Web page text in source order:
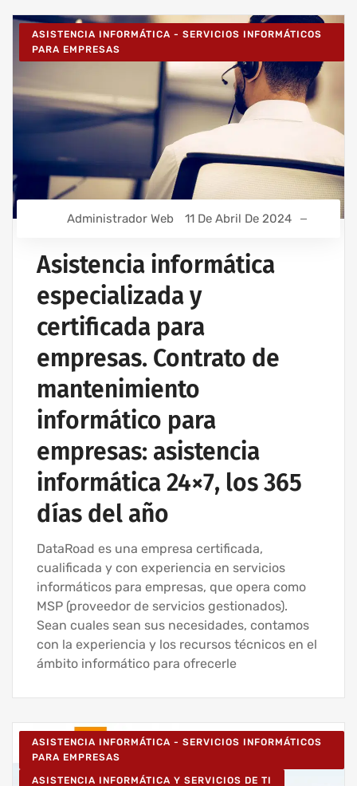
ASISTENCIA INFORMÁTICA - SERVICIOS INFORMÁTICOS
PARA EMPRESAS
Administrador Web 11 De Abril De 2024
Asistencia informática
especializada y
certificada para
empresas. Contrato de
mantenimiento
informático para
empresas: asistencia
informática 24×7, los 365
días del año
DataRoad es una empresa certificada,
cualificada y con experiencia en servicios
informáticos para empresas, que opera como
MSP (proveedor de servicios gestionados).
Sean cuales sean sus necesidades, contamos
con la experiencia y los recursos técnicos en el
ámbito informático para ofrecerle
ASISTENCIA INFORMÁTICA - SERVICIOS INFORMÁTICOS
PARA EMPRESAS
ASISTENCIA INFORMÁTICA Y SERVICIOS DE TI